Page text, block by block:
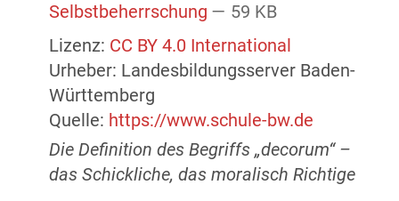
Selbstbeherrschung — 59 KB
Lizenz: CC BY 4.0 International
Urheber: Landesbildungsserver Baden-
Württemberg
Quelle: https://www.schule-bw.de
Die Definition des Begriffs „decorum“ –
das Schickliche, das moralisch Richtige